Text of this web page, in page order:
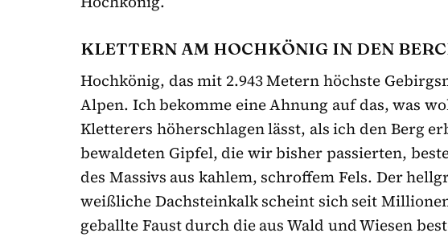
KLETTERN AM HOCHKÖNIG IN DEN
Hochkönig, das mit 2.943 Metern höchste
Alpen. Ich bekomme eine Ahnung auf das, was
Kletterers höherschlagen lässt, als ich den Berg
bewaldeten Gipfel, die wir bisher passierten,
des Massivs aus kahlem, schroffem Fels. Der
weißliche Dachsteinkalk scheint sich seit
geballte Faust durch die aus Wald und Wiesen